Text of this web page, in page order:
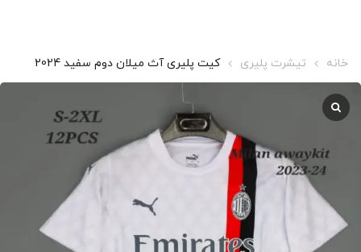
خانه تیشرت پلیری کیت پلیری آث میلان دوم سفید 2024